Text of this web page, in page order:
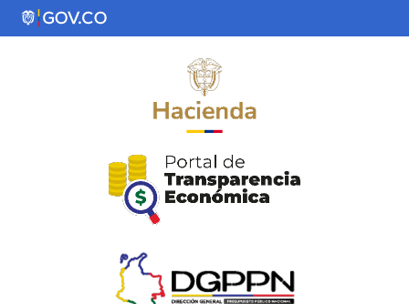
Saltar al contenido principal